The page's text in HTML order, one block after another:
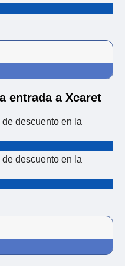
entrada a Xcaret
descuento en la
descuento en la